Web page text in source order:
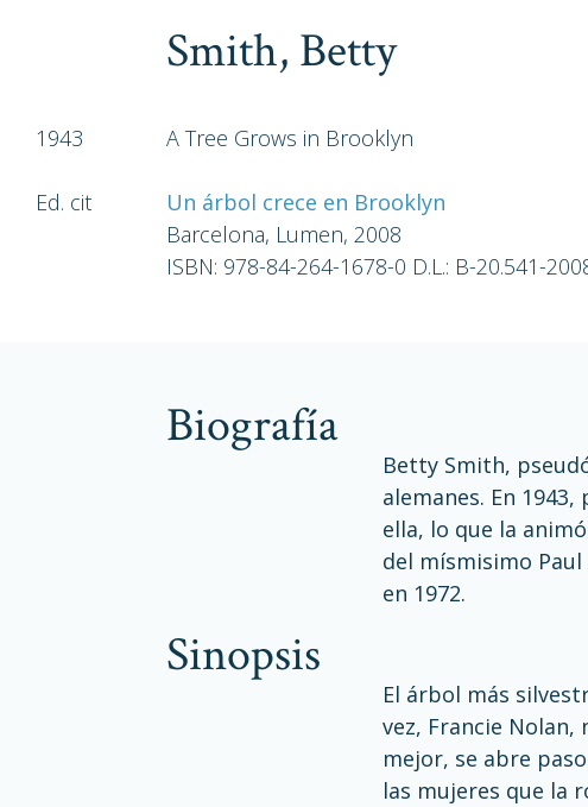
Smith, Betty
1943 A Tree Grows in Brooklyn
Ed. cit
Un árbol crece en Brooklyn
Barcelona, Lumen, 2008
ISBN: 978-84-264-1678-0 D.L.: B-20.541-
biografía
Betty Smith,
alemanes. En 1943,
ella, lo que la
del mísmisimo
en 1972.
sinopsis
El árbol más
vez, Francie
mejor, se abre
las mujeres que la